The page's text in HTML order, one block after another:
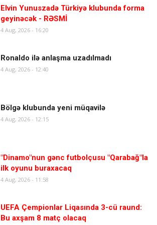
Elvin Yunuszadə Türkiyə klubunda forma
geyinəcək - RƏSMİ
4 Aug, 2026 - 16:20
Ronaldo ilə anlaşma uzadılmadı
4 Aug, 2026 - 12:40
Bölgə klubunda yeni müqavilə
4 Aug, 2026 - 12:15
"Dinamo"nun gənc futbolçusu "Qarabağ"la
ilk oyunu buraxacaq
4 Aug, 2026 - 11:58
UEFA Çempionlar Liqasında 3-cü raund:
Bu axşam 8 matç olacaq